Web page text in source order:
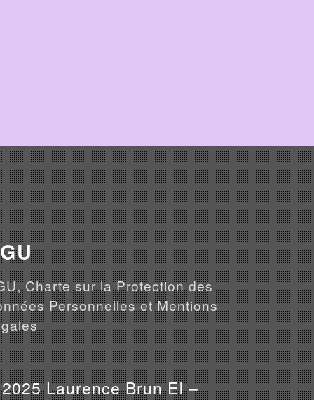
Charte sur la Protection des
Personnelles et Mentions
Laurence Brun EI –